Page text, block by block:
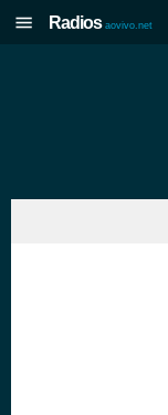
Radios aovivo.net